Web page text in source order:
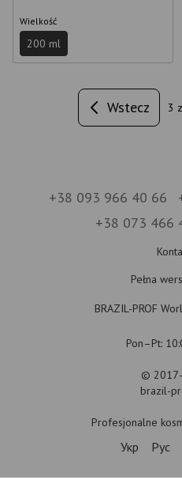
Wielkość
200 ml
Wstecz 3
+38 093 966 40 66
+38 073 466
Pełna
BRAZIL-PROF
Pon–Pt:
©
brazil-
Profesjonalne
Укр Рус